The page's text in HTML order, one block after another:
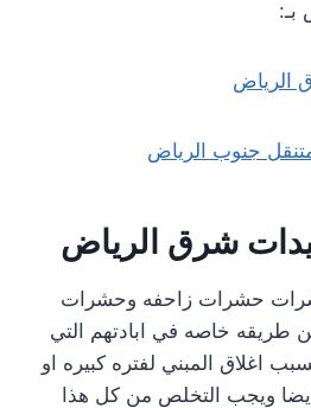
بـ:
الرياض
جنوب الرياض
شرق الرياض
حشرات زاحفه وحشرات
طريقه خاصه في ابادتهم التي
اغلاق المبني لفتره كبيره او
ويجب التخلص من كل هذا